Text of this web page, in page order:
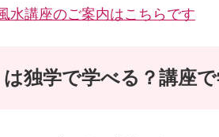
水講座のご案内はこちらです
は独学で学べる？講座